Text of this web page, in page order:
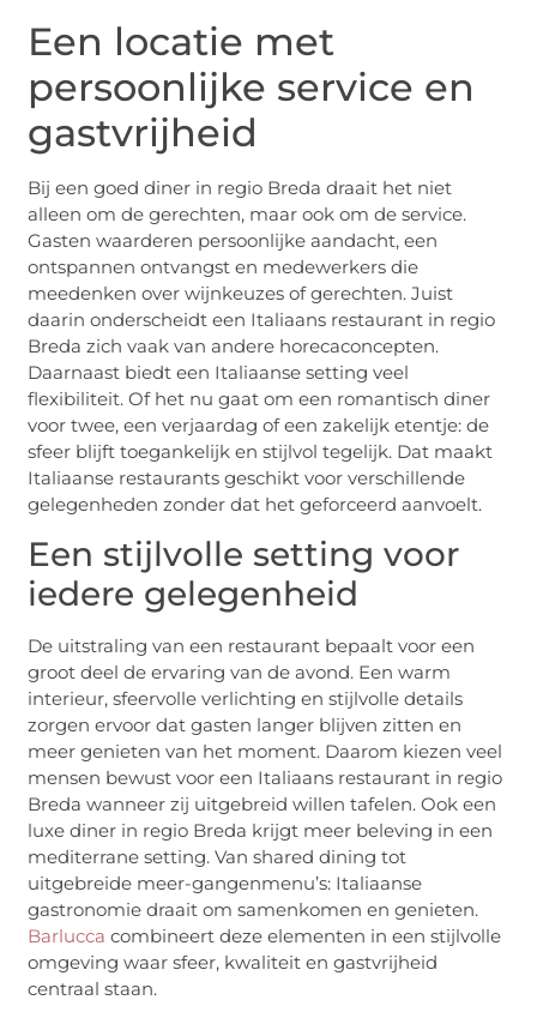
Een locatie met
persoonlijke service en
gastvrijheid
Bij een goed diner in regio Breda draait het niet
alleen om de gerechten, maar ook om de service.
Gasten waarderen persoonlijke aandacht, een
ontspannen ontvangst en medewerkers die
meedenken over wijnkeuzes of gerechten. Juist
daarin onderscheidt een Italiaans restaurant in regio
Breda zich vaak van andere horecaconcepten.
Daarnaast biedt een Italiaanse setting veel
flexibiliteit. Of het nu gaat om een romantisch diner
voor twee, een verjaardag of een zakelijk etentje: de
sfeer blijft toegankelijk en stijlvol tegelijk. Dat maakt
Italiaanse restaurants geschikt voor verschillende
gelegenheden zonder dat het geforceerd aanvoelt.
Een stijlvolle setting voor
iedere gelegenheid
De uitstraling van een restaurant bepaalt voor een
groot deel de ervaring van de avond. Een warm
interieur, sfeervolle verlichting en stijlvolle details
zorgen ervoor dat gasten langer blijven zitten en
meer genieten van het moment. Daarom kiezen veel
mensen bewust voor een Italiaans restaurant in regio
Breda wanneer zij uitgebreid willen tafelen. Ook een
luxe diner in regio Breda krijgt meer beleving in een
mediterrane setting. Van shared dining tot
uitgebreide meer-gangenmenu’s: Italiaanse
gastronomie draait om samenkomen en genieten.
Barlucca combineert deze elementen in een stijlvolle
omgeving waar sfeer, kwaliteit en gastvrijheid
centraal staan.